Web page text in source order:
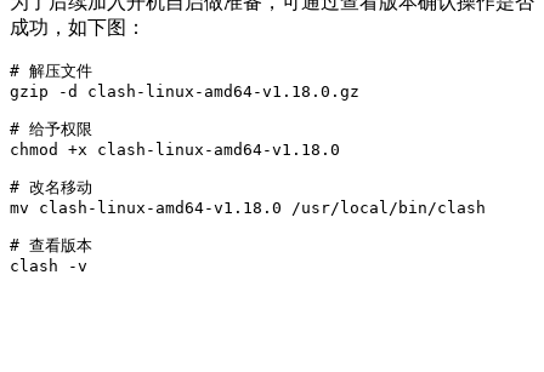
成功，如下图：
# 解压文件
gzip -d clash-linux-amd64-v1.18.0.gz
# 给予权限
chmod +x clash-linux-amd64-v1.18.0
# 改名移动
mv clash-linux-amd64-v1.18.0 /usr/local/bin/clash
# 查看版本
clash -v